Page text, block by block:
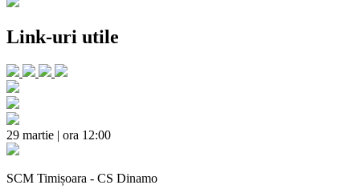
Link-uri utile
29 martie | ora 12:00
SCM Timișoara - CS Dinamo